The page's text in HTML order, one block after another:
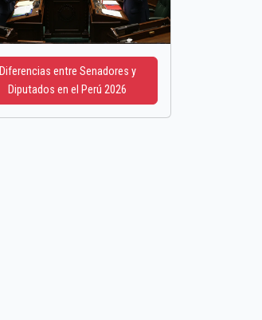
Diferencias entre Senadores y
Diputados en el Perú 2026